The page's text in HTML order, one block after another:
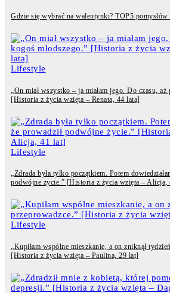
Gdzie się wybrać na walentynki? TOP5
Lifestyle
„On miał wszystko – ja miałam jego. Do czasu, aż
[Historia z życia wzięta – Renata, 44 lata]
Lifestyle
„Zdrada była tylko początkiem. Potem
podwójne życie.” [Historia z życia wzięta – Alicja,
Lifestyle
„Kupiłam wspólne mieszkanie, a on zniknął
[Historia z życia wzięta – Paulina, 29 lat]